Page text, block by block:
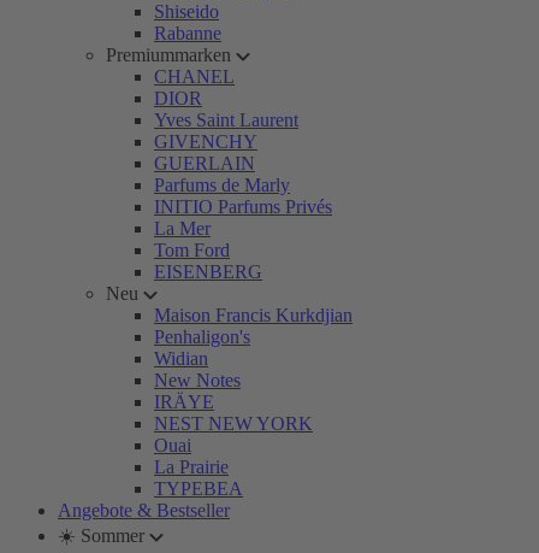
Shiseido
Rabanne
Premiummarken
CHANEL
DIOR
Yves Saint Laurent
GIVENCHY
GUERLAIN
Parfums de Marly
INITIO Parfums Privés
La Mer
Tom Ford
EISENBERG
Neu
Maison Francis Kurkdjian
Penhaligon's
Widian
New Notes
IRÄYE
NEST NEW YORK
Ouai
La Prairie
TYPEBEA
Angebote & Bestseller
☀️ Sommer